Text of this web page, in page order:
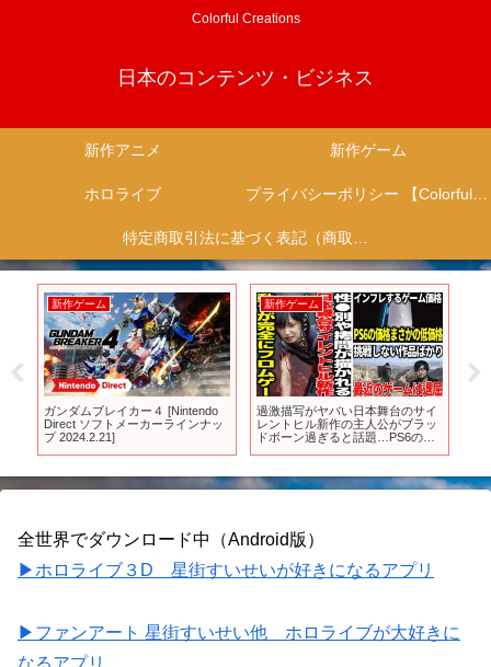
Colorful Creations
日本のコンテンツ・ビジネス
新作アニメ 新作ゲーム
ホロライブ プライバシーポリシー 【Colorful Creation】
特定商取引法に基づく表記（商取引に関する開示）
新作ゲーム
ガンダムブレイカー４ [Nintendo
Direct ソフトメーカーラインナッ
プ 2024.2.21]
新作ゲーム
過激描写がヤバい日本舞台のサイ
レントヒル新作の主人公がブラッ
ドボーン過ぎると話題…PS6のス
した結果…桃鉄新作の売り方が危
険すぎる
ば
全世界でダウンロード中（Android版）
▶ホロライブ３D 星街すいせいが好きになるアプリ
▶ファンアート 星街すいせい他 ホロライブが大好きに
なるアプリ